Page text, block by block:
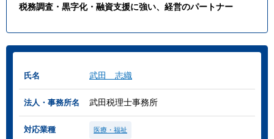
税務調査・黒字化・融資支援に強い、経営のパートナー
氏名 武田 志織
法人・事務所名 武田税理士事務所
対応業種 医療・福祉